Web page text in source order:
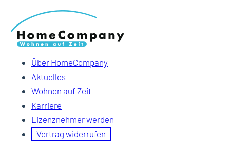
Über HomeCompany
Aktuelles
Wohnen auf Zeit
Karriere
Lizenznehmer werden
Vertrag widerrufen